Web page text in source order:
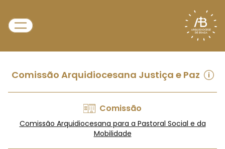
Comissão Arquidiocesana Justiça e Paz
Comissão
Comissão Arquidiocesana para a Pastoral Social e da
Mobilidade